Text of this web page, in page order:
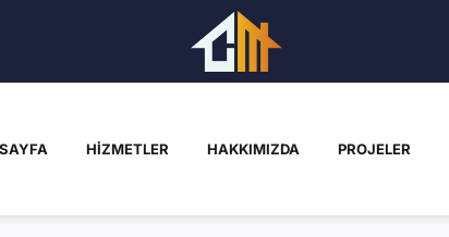
HIZMETLER HAKKIMIZDA PROJELER